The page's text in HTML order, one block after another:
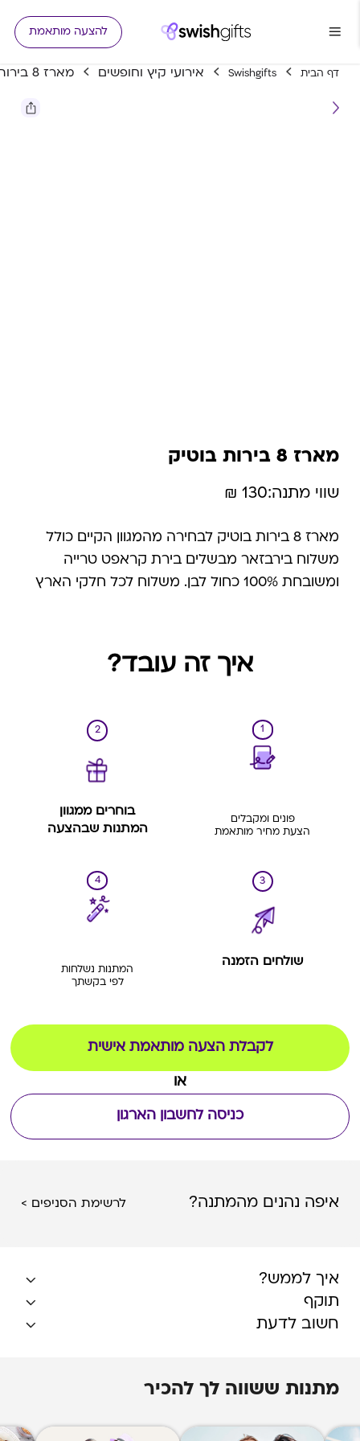
להצעה מותאמת
דף הבית Swishgifts אירועי קיץ וחופשים מארז 8 בירות בוטיק
מארז 8 בירות בוטיק
שווי מתנה:130 ₪
מארז 8 בירות בוטיק לבחירה מהמגוון הקיים כולל
משלוח בירבזאר מבשלים בירת קראפט טרייה
ומשובחת 100% כחול לבן. משלוח לכל חלקי הארץ
איך זה עובד?
1
פונים ומקבלים
הצעת מחיר מותאמת
2
בוחרים ממגוון
המתנות שבהצעה
3
שולחים הזמנה
4
המתנות נשלחות
לפי בקשתך
כניסה לחשבון הארגון
או
לקבלת הצעה מותאמת אישית
איפה נהנים מהמתנה? לרשימת הסניפים >
איך לממש?
תוקף
חשוב לדעת
מתנות ששווה לך להכיר